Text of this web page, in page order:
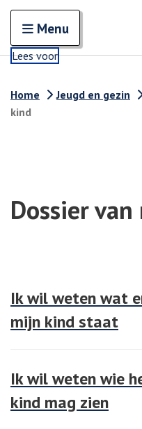
Open en sluit het
Menu
Lees voor
Home Jeugd en gezin
kind
Dossier
Ik wil weten wat
mijn kind staat
Ik wil weten wie
kind mag zien